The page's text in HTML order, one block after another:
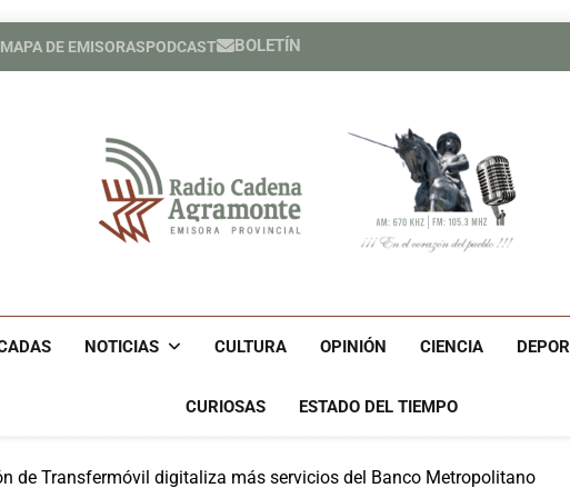
MAPA DE EMISORASPODCAST BOLETÍN
Héroe
Héroe
España
Radio Cadena
NOTICIAS CULTURA OPINIÓN CIENCIA
CURIOSAS ESTADO DEL TIEMPO
de Transfermóvil digitaliza más servicios del Banco Metropolitano